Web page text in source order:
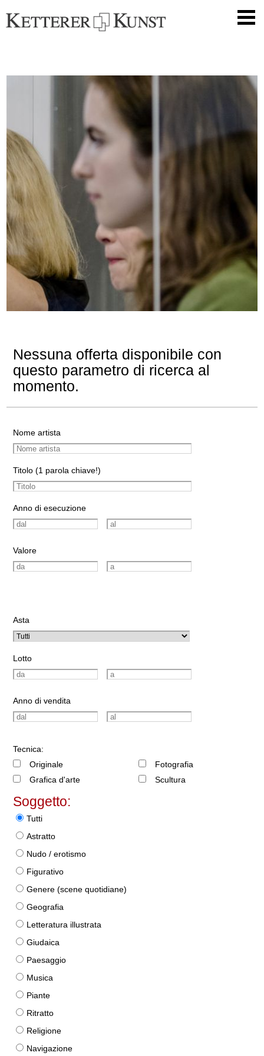
Nessuna offerta disponibile con
questo parametro di ricerca al
momento.
Nome artista
Titolo (1 parola chiave!)
Anno di esecuzione
Valore
Asta
Lotto
Anno di vendita
Tecnica:
Originale
Grafica d'arte
Fotografia
Scultura
Soggetto:
Tutti
Astratto
Nudo / erotismo
Figurativo
Genere (scene quotidiane)
Geografia
Letteratura illustrata
Giudaica
Paesaggio
Musica
Piante
Ritratto
Religione
Navigazione